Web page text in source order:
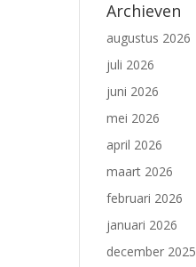
Archieven
augustus 2026
juli 2026
juni 2026
mei 2026
april 2026
maart 2026
februari 2026
januari 2026
december 2025